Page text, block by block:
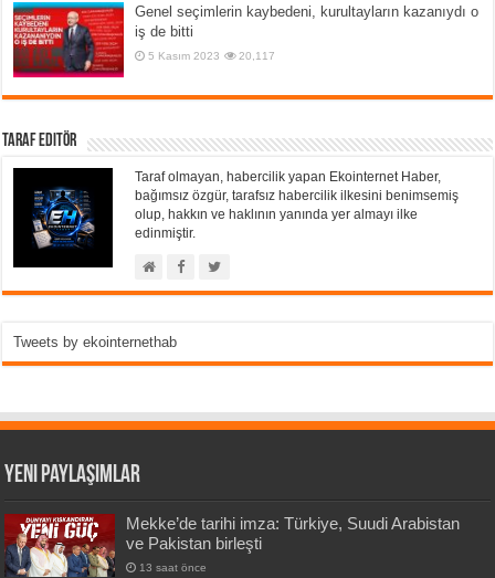
Genel seçimlerin kaybedeni, kurultayların kazanıydı o
iş de bitti
5 Kasım 2023 20,117
Taraf Editör
Taraf olmayan, habercilik yapan Ekointernet Haber,
bağımsız özgür, tarafsız habercilik ilkesini benimsemiş
olup, hakkın ve haklının yanında yer almayı ilke
edinmiştir.
Tweets by ekointernethab
Yeni Paylaşımlar
Mekke’de tarihi imza: Türkiye, Suudi Arabistan
ve Pakistan birleşti
13 saat önce